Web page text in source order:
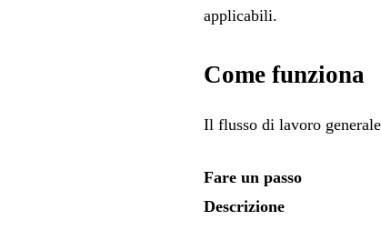
applicabili.
Come funziona
Il flusso di lavoro
Fare un passo
Descrizione